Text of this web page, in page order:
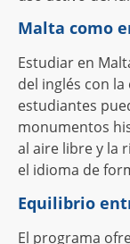
Malta como
Estudiar en
del inglés con
estudiantes
monumentos
al aire libre y la
el idioma de
Equilibrio
El programa